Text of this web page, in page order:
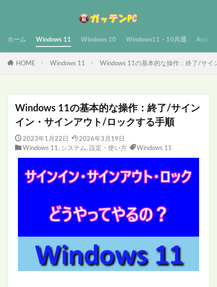
ホーム Windows 11 Windows 10 Windows11・10共通
HOME Windows 11 Windows 11の基本的な操作：終了/サイ
Windows 11の基本的な操作：終了/サイン
イン・サインアウト/ロックする手順
2023年1月22日
2026年3月19日
Windows 11 , システム , 設定・使い方 Windows 11